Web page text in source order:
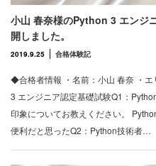
小山 春奈様のPython 3 エンジ
開しました。
2019.9.25 合格体験記
◆合格者情報 ・名前：小山 春奈 ・
3 エンジニア認定基礎試験Q1：
印象についてお教えください。
便利だと思ったQ2：Python技術者…